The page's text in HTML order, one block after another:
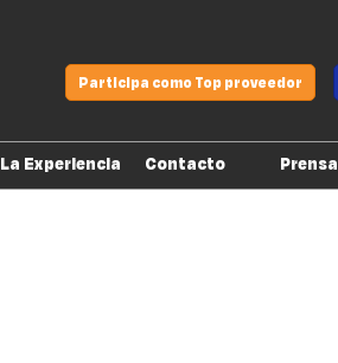
Participa como Top proveedor
La Experiencia
Contacto
Prensa